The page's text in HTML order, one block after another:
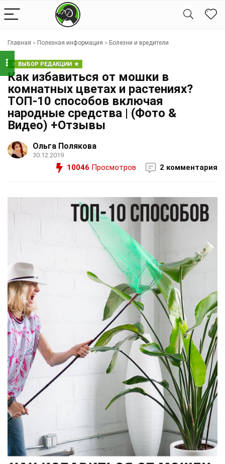
Главная » Полезная информация » Болезни и вредители
ВЫБОР РЕДАКЦИИ
Как избавиться от мошки в
комнатных цветах и растениях?
ТОП-10 способов включая
народные средства | (Фото &
Видео) +Отзывы
Ольга Полякова
30.12.2019
10046 Просмотров 2 комментария